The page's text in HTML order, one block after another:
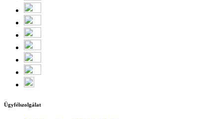
Ügyfélszolgálat